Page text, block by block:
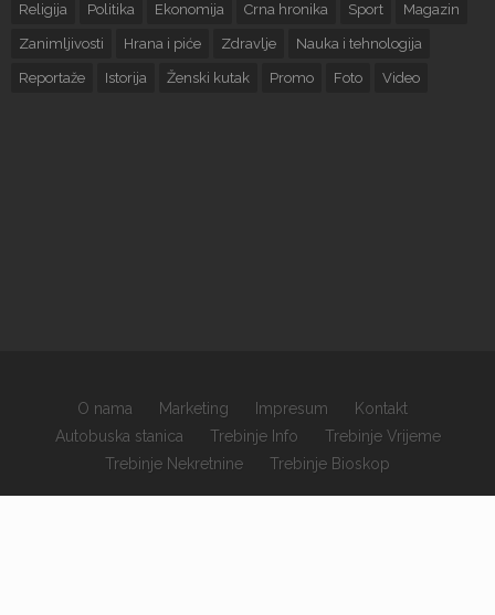
×
Religija Politika Ekonomija Crna hronika Sport Magazin
Zanimljivosti Hrana i piće Zdravlje Nauka i tehnologija
Reportaže Istorija Ženski kutak Promo Foto Video
O nama Marketing Impresum
Kontakt
Autobuska stanica
Trebinje Info
Trebinje Vrijeme
Trebinje Nekretnine
Trebinje Bioskop